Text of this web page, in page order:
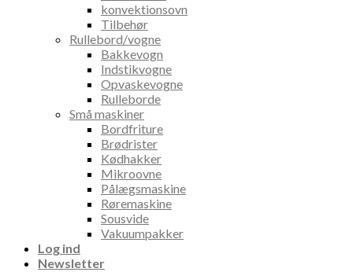
konvektionsovn
Tilbehør
Rullebord/vogne
Bakkevogn
Indstikvogne
Opvaskevogne
Rulleborde
Små maskiner
Bordfriture
Brødrister
Kødhakker
Mikroovne
Pålægsmaskine
Røremaskine
Sousvide
Vakuumpakker
Log ind
Newsletter